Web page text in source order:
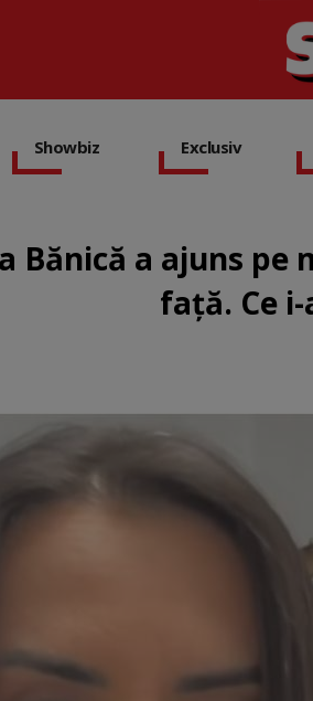
Showbiz Exclusiv
Bănică a ajuns
față. Ce